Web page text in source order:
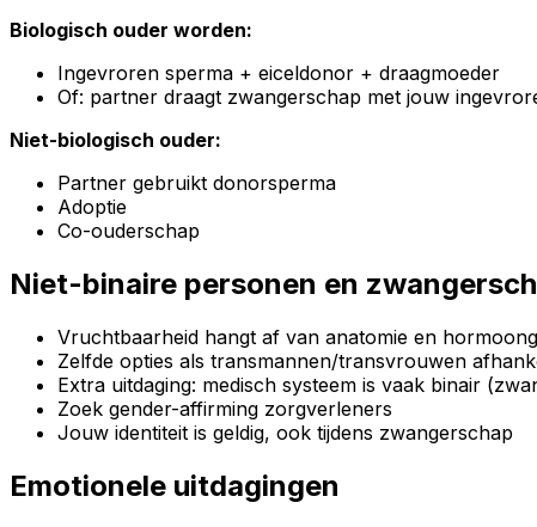
Biologisch ouder worden:
Ingevroren sperma + eiceldonor + draagmoeder
Of: partner draagt zwangerschap met jouw
Niet-biologisch ouder:
Partner gebruikt donorsperma
Adoptie
Co-ouderschap
Niet-binaire personen en
Vruchtbaarheid hangt af van anatomie en
Zelfde opties als transmannen/transvrouwen
Extra uitdaging: medisch systeem is vaak binair
Zoek gender-affirming zorgverleners
Jouw identiteit is geldig, ook tijdens zwangerschap
Emotionele uitdagingen